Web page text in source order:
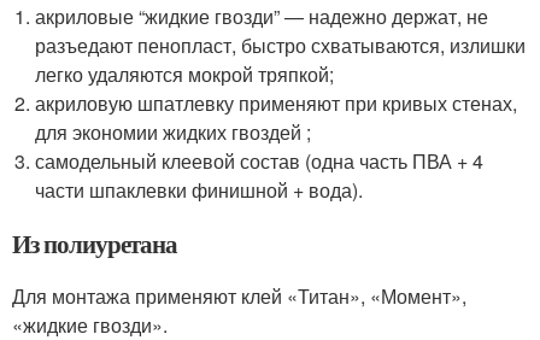
акриловые “жидкие гвозди” — надежно держат, не
разъедают пенопласт, быстро схватываются, излишки
легко удаляются мокрой тряпкой;
акриловую шпатлевку применяют при кривых стенах,
для экономии жидких гвоздей ;
самодельный клеевой состав (одна часть ПВА + 4
части шпаклевки финишной + вода).
Из полиуретана
Для монтажа применяют клей «Титан», «Момент»,
«жидкие гвозди».